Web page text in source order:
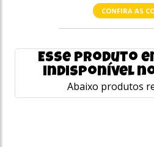
CONFIRA AS
Esse produto
indisponível
Abaixo produtos